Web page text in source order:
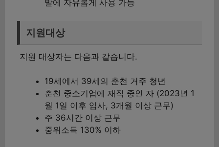
발에 자유롭게 사용 가능
지원대상
지원 대상자는 다음과 같습니다.
19세에서 39세의 춘천 거주 청년
춘천 중소기업에 재직 중인 자 (2023년 1
월 1일 이후 입사, 3개월 이상 근무)
주 36시간 이상 근무
중위소득 130% 이하